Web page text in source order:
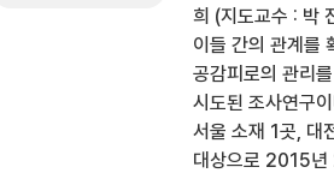
희 (지도교수 : 박
이들 간의 관계를
공감피로의 관리
시도된 조사연구
서울 소재 1곳, 대
대상으로 2015년